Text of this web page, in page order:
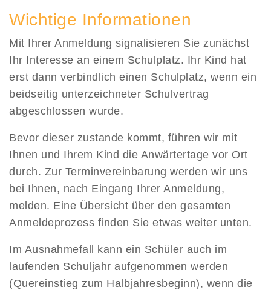
Wichtige Informationen
Mit Ihrer Anmeldung signalisieren Sie zunächst
Ihr Interesse an einem Schulplatz. Ihr Kind hat
erst dann verbindlich einen Schulplatz, wenn ein
beidseitig unterzeichneter Schulvertrag
abgeschlossen wurde.
Bevor dieser zustande kommt, führen wir mit
Ihnen und Ihrem Kind die Anwärtertage vor Ort
durch. Zur Terminvereinbarung werden wir uns
bei Ihnen, nach Eingang Ihrer Anmeldung,
melden. Eine Übersicht über den gesamten
Anmeldeprozess finden Sie etwas weiter unten.
Im Ausnahmefall kann ein Schüler auch im
laufenden Schuljahr aufgenommen werden
(Quereinstieg zum Halbjahresbeginn), wenn die